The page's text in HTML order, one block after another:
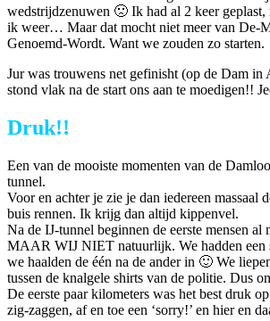
wedstrijdzenuwen 🙁 Ik had al 2 keer geplast,
ik weer… Maar dat mocht niet meer van De-
Genoemd-Wordt. Want we zouden zo starten.
Jur was trouwens net gefinisht (op de Dam in
stond vlak na de start ons aan te moedigen!!
Druk!!
Een van de mooiste momenten van de
tunnel.
Voor en achter je zie je dan iedereen massaal
buis rennen. Ik krijg dan altijd kippenvel.
Na de IJ-tunnel beginnen de eerste mensen al
MAAR WIJ NIET natuurlijk. We hadden een
we haalden de één na de ander in 🙂 We
tussen de knalgele shirts van de politie. Dus
De eerste paar kilometers was het best druk
zig-zaggen, af en toe een ‘sorry!’ en hier en